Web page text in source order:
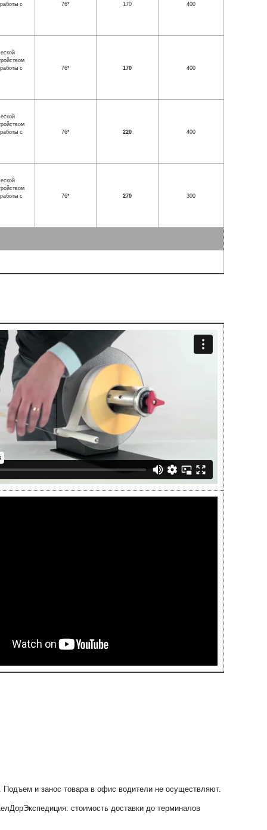
с
76* 170 400
с
76* 170 400
с
76* 220 400
с
76* 270 300
и занос товара в офис водители не осуществляют.
стоимость доставки до терминалов